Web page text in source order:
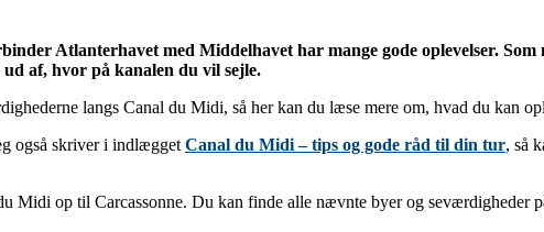
Atlanterhavet med Middelhavet har mange gode oplevelser.
af, hvor på kanalen du vil sejle.
langs Canal du Midi, så her kan du læse mere om, hvad du kan
også skriver i indlægget Canal du Midi – tips og gode råd til din tur, så
Midi op til Carcassonne. Du kan finde alle nævnte byer og seværdigheder